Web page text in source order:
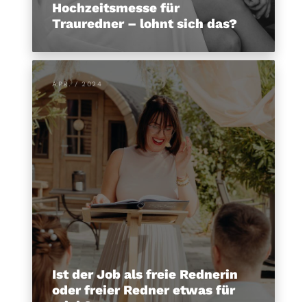
Hochzeitsmesse für
Trauredner – lohnt sich das?
APR. / 2024
Ist der Job als freie Rednerin
oder freier Redner etwas für